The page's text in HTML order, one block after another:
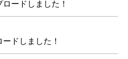
ードしました！
ドしました！